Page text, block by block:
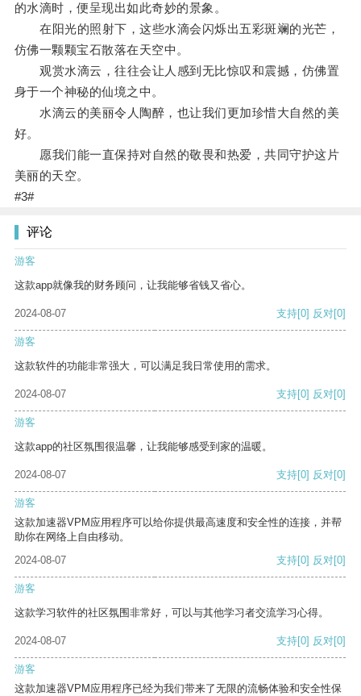
的水滴时，便呈现出如此奇妙的景象。
在阳光的照射下，这些水滴会闪烁出五彩斑斓的光芒，
仿佛一颗颗宝石散落在天空中。
观赏水滴云，往往会让人感到无比惊叹和震撼，仿佛置
身于一个神秘的仙境之中。
水滴云的美丽令人陶醉，也让我们更加珍惜大自然的美
好。
愿我们能一直保持对自然的敬畏和热爱，共同守护这片
美丽的天空。
#3#
评论
游客
这款app就像我的财务顾问，让我能够省钱又省心。
2024-08-07 支持[0] 反对[0]
游客
这款软件的功能非常强大，可以满足我日常使用的需求。
2024-08-07 支持[0] 反对[0]
游客
这款app的社区氛围很温馨，让我能够感受到家的温暖。
2024-08-07 支持[0] 反对[0]
游客
这款加速器VPM应用程序可以给你提供最高速度和安全性的连接，并帮
助你在网络上自由移动。
2024-08-07
支持[0] 反对[0]
游客
这款学习软件的社区氛围非常好，可以与其他学习者交流学习心得。
2024-08-07 支持[0] 反对[0]
游客
这款加速器VPM应用程序已经为我们带来了无限的流畅体验和安全性保